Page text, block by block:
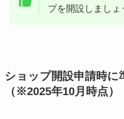
プを開設しましょ
ショップ開設申請時に
（※2025年10月時点）